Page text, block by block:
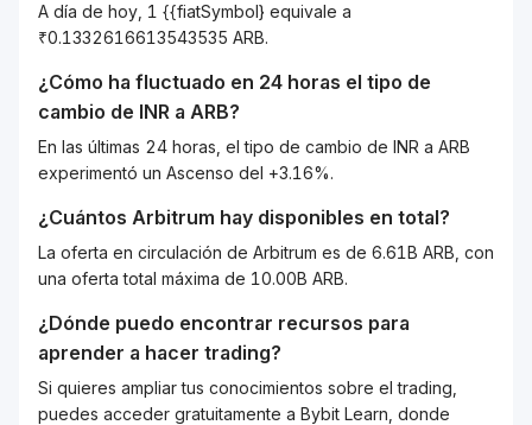
A día de hoy, 1 {{fiatSymbol} equivale a
₹0.1332616613543535 ARB.
¿Cómo ha fluctuado en 24 horas el tipo de
cambio de INR a ARB?
En las últimas 24 horas, el tipo de cambio de INR a ARB
experimentó un Ascenso del +3.16%.
¿Cuántos Arbitrum hay disponibles en total?
La oferta en circulación de Arbitrum es de 6.61B ARB, con
una oferta total máxima de 10.00B ARB.
¿Dónde puedo encontrar recursos para
aprender a hacer trading?
Si quieres ampliar tus conocimientos sobre el trading,
puedes acceder gratuitamente a Bybit Learn, donde